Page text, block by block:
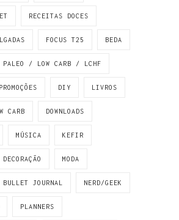
RECEITAS DOCES
FOCUS T25 BEDA
PALEO / LOW CARB / LCHF
PROMOÇÕES DIY LIVROS
CARB DOWNLOADS
MÚSICA KEFIR
DECORAÇÃO MODA
BULLET JOURNAL NERD/GEEK
PLANNERS